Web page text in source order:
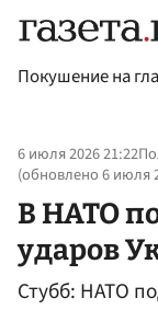
Покушение на
6 июля 2026 21:22
(обновлено6 июля
В НАТО
ударов
Стубб: НАТО